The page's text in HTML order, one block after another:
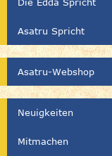
Asatru Spricht
Asatru-Webshop
Neuigkeiten
Mitmachen